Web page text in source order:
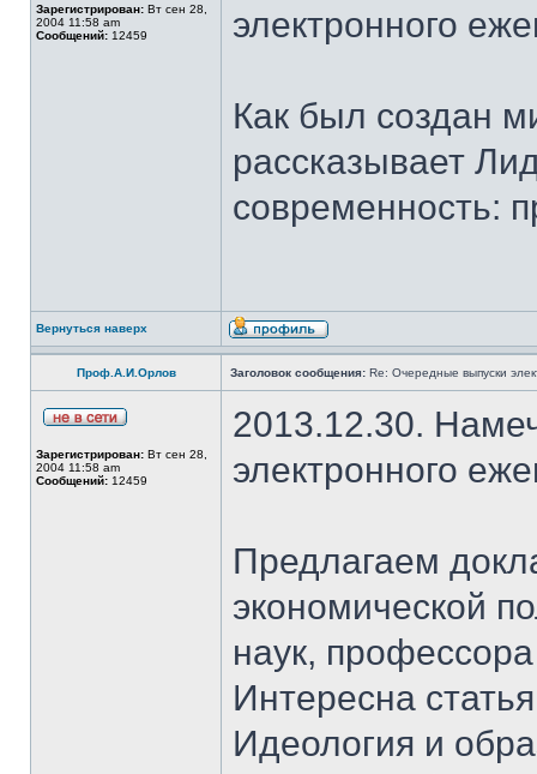
Зарегистрирован: Вт сен 28,
2004 11:58 am
Сообщений: 12459
электронного
Как был создан
рассказывает
современность:
Вернуться наверх
Проф.А.И.Орлов Заголовок сообщения: Re: Очередные выпуски
Зарегистрирован: Вт сен 28,
2004 11:58 am
Сообщений: 12459
2013.12.30.
электронного
Предлагаем
экономической
наук,
Интересна
Идеология и